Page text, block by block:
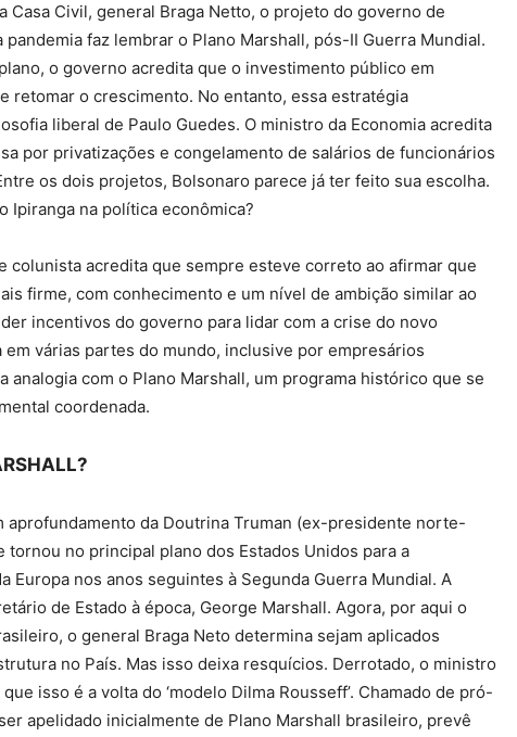
Casa Civil, general Braga Netto, o projeto do governo de
faz lembrar o Plano Marshall, pós-II Guerra Mundial.
o governo acredita que o investimento público em
retomar o crescimento. No entanto, essa estratégia
liberal de Paulo Guedes. O ministro da Economia acredita
por privatizações e congelamento de salários de funcionários
os dois projetos, Bolsonaro parece já ter feito sua escolha.
Ipiranga na política econômica?
colunista acredita que sempre esteve correto ao afirmar que
firme, com conhecimento e um nível de ambição similar ao
incentivos do governo para lidar com a crise do novo
várias partes do mundo, inclusive por empresários
analogia com o Plano Marshall, um programa histórico que se
coordenada.
aprofundamento da Doutrina Truman (ex-presidente norte-
tornou no principal plano dos Estados Unidos para a
Europa nos anos seguintes à Segunda Guerra Mundial. A
de Estado à época, George Marshall. Agora, por aqui o
o general Braga Neto determina sejam aplicados
no País. Mas isso deixa resquícios. Derrotado, o ministro
isso é a volta do ‘modelo Dilma Rousseff’. Chamado de pró-
apelidado inicialmente de Plano Marshall brasileiro, prevê